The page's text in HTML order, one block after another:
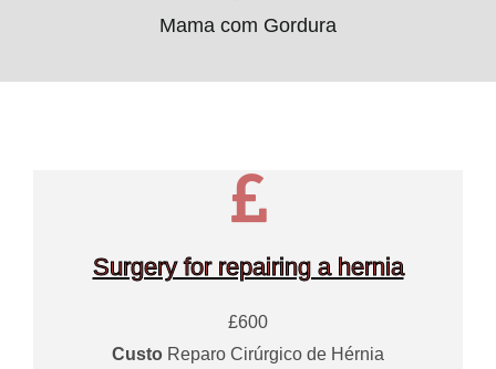
Mama com Gordura
Surgery for repairing a hernia
£600
Custo Reparo Cirúrgico de Hérnia